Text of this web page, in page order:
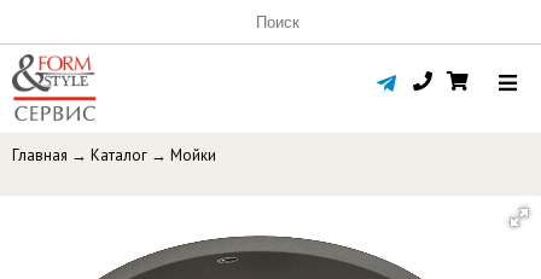
Главная → Каталог → Мойки